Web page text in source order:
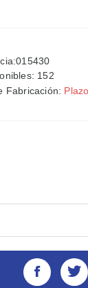
152
Fabricación: